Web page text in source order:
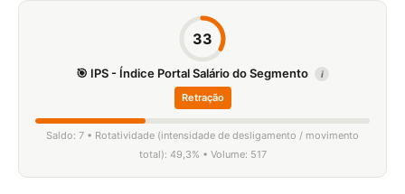
33
🎯 IPS - Índice Portal Salário do Segmento i
Retração
Saldo: 7 • Rotatividade (intensidade de desligamento / movimento
total): 49,3% • Volume: 517